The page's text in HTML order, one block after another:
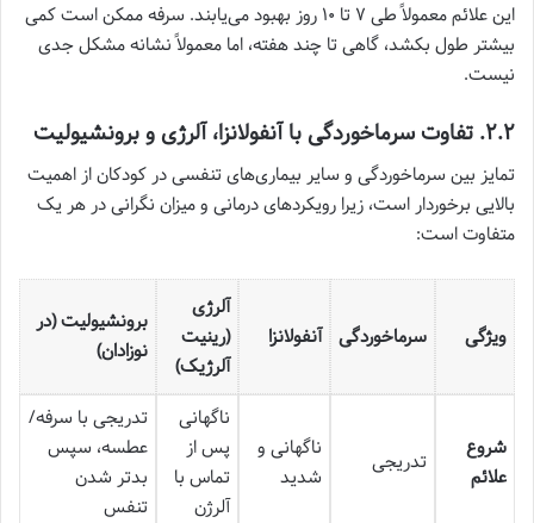
این علائم معمولاً طی ۷ تا ۱۰ روز بهبود می‌یابند. سرفه ممکن است کمی
بیشتر طول بکشد، گاهی تا چند هفته، اما معمولاً نشانه مشکل جدی
نیست.
۲.۲. تفاوت سرماخوردگی با آنفولانزا، آلرژی و برونشیولیت
تمایز بین سرماخوردگی و سایر بیماری‌های تنفسی در کودکان از اهمیت
بالایی برخوردار است، زیرا رویکردهای درمانی و میزان نگرانی در هر یک
متفاوت است:
ویژگی سرماخوردگی آنفولانزا
آلرژی
(رینیت
آلرژیک)
برونشیولیت (در
نوزادان)
شروع
علائم
تدریجی
ناگهانی و
شدید
ناگهانی
پس از
تماس با
آلرژن
تدریجی با سرفه/
عطسه، سپس
بدتر شدن
تنفس